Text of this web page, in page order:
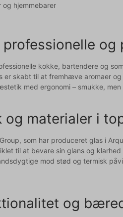
og hjemmebarer
og
kokke, bartendere og
er skabt til at fremhæve aromaer
med ergonomi – smukke,
materialer i
som har produceret glas i
til at bevare sin glans og
mod stød og termisk
og